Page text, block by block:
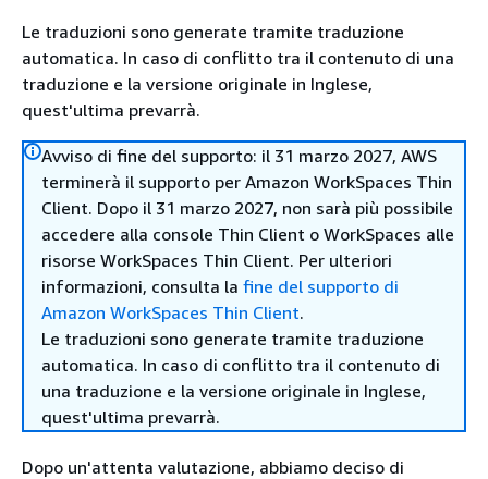
Le traduzioni sono generate tramite traduzione
automatica. In caso di conflitto tra il contenuto di una
traduzione e la versione originale in Inglese,
quest'ultima prevarrà.
Avviso di fine del supporto: il 31 marzo 2027, AWS
terminerà il supporto per Amazon WorkSpaces Thin
Client. Dopo il 31 marzo 2027, non sarà più possibile
accedere alla console Thin Client o WorkSpaces alle
risorse WorkSpaces Thin Client. Per ulteriori
informazioni, consulta la fine del supporto di
Amazon WorkSpaces Thin Client.
Le traduzioni sono generate tramite traduzione
automatica. In caso di conflitto tra il contenuto di
una traduzione e la versione originale in Inglese,
quest'ultima prevarrà.
Dopo un'attenta valutazione, abbiamo deciso di